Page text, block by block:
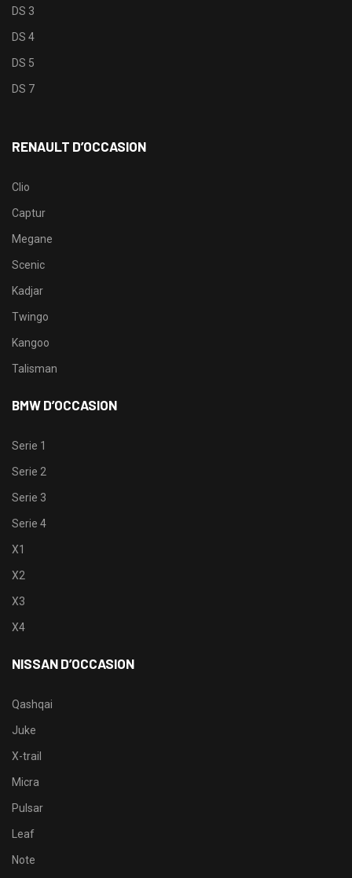
DS 3
DS 4
DS 5
DS 7
RENAULT D’OCCASION
Clio
Captur
Megane
Scenic
Kadjar
Twingo
Kangoo
Talisman
BMW D’OCCASION
Serie 1
Serie 2
Serie 3
Serie 4
X1
X2
X3
X4
NISSAN D’OCCASION
Qashqai
Juke
X-trail
Micra
Pulsar
Leaf
Note